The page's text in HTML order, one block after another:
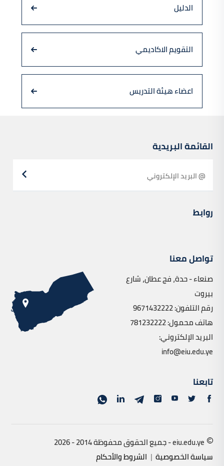
الدليل
التقويم الاكاديمي
اعضاء هيئة التدريس
القائمة البريدية
روابط
تواصل معنا
صنعاء - حدة، فج عطان، شارع
بيروت
رقم التلفون: 9671432222
هاتف محمول: 781232222
البريد الإلكتروني:
info@eiu.edu.ye
تابعنا
eiu.edu.ye - جميع الحقوق محفوظة 2014 - 2026
سياسة الخصوصية | الشروط والأحكام